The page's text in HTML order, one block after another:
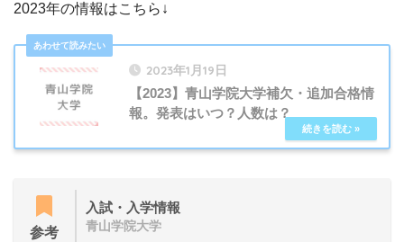
2023年の情報はこちら↓
2023年1月19日
【2023】青山学院大学補欠・追加合格情
報。発表はいつ？人数は？
参考
入試・入学情報
青山学院大学